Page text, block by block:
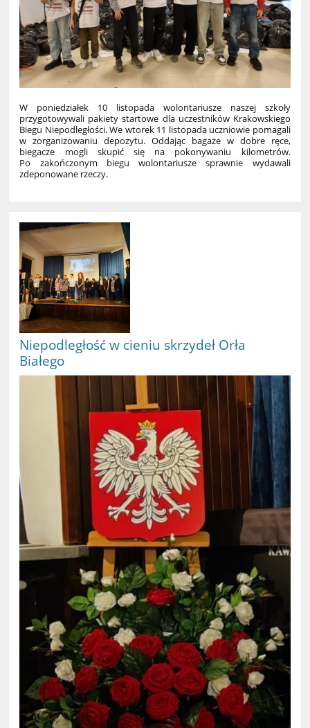
W poniedziałek 10 listopada wolontariusze naszej szkoły
przygotowywali pakiety startowe dla uczestników Krakowskiego
Biegu Niepodległości. We wtorek 11 listopada uczniowie pomagali
w zorganizowaniu depozytu. Oddając bagaże w dobre ręce,
biegacze mogli skupić się na pokonywaniu kilometrów.
Po zakończonym biegu wolontariusze sprawnie wydawali
zdeponowane rzeczy.
Niepodległość w cieniu skrzydeł Orła
Białego